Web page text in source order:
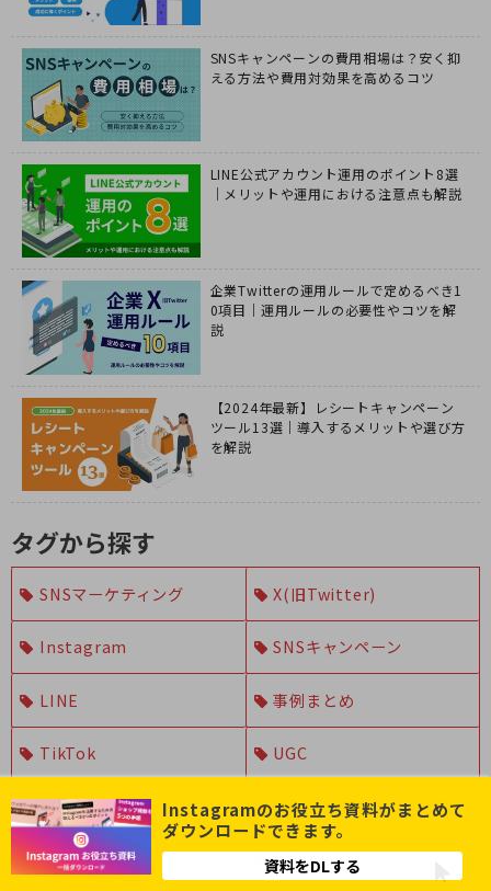
SNSキャンペーンの費用相場は？安く抑
える方法や費用対効果を高めるコツ
LINE公式アカウント運用のポイント8選
｜メリットや運用における注意点も解説
企業Twitterの運用ルールで定めるべき1
0項目｜運用ルールの必要性やコツを解
説
【2024年最新】レシートキャンペーン
ツール13選｜導入するメリットや選び方
を解説
タグから探す
SNSマーケティング X(旧Twitter)
Instagram SNSキャンペーン
LINE 事例まとめ
TikTok UGC
その他SNS インフルエンサー
システム開発 用語解説
Instagramのお役立ち資料がまとめて
ダウンロードできます。
資料をDLする